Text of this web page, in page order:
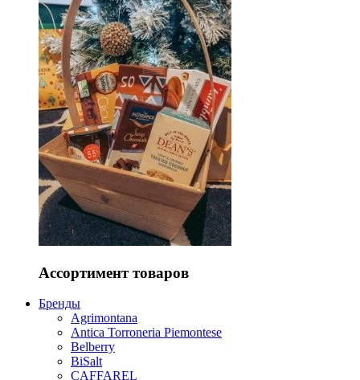
Ассортимент товаров
Бренды
Agrimontana
Antica Torroneria Piemontese
Belberry
BiSalt
CAFFAREL